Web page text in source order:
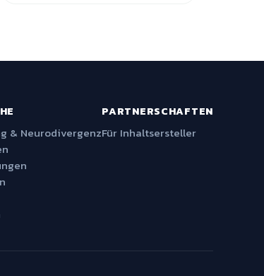
& Neurodivergenz
PARTNERSCHAFTEN
Für Inhaltsersteller